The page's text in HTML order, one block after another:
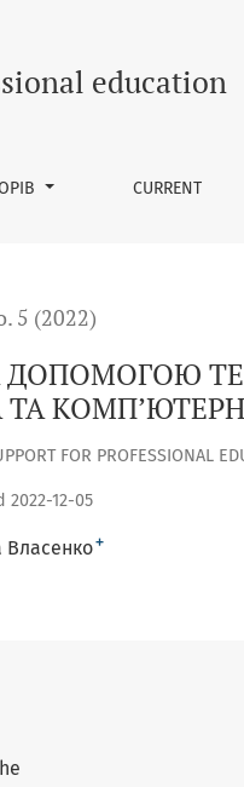
education
CURRENT
5 (2022)
ДОПОМОГОЮ
FOR PROFESSIONAL
2022-12-05
Власенко+